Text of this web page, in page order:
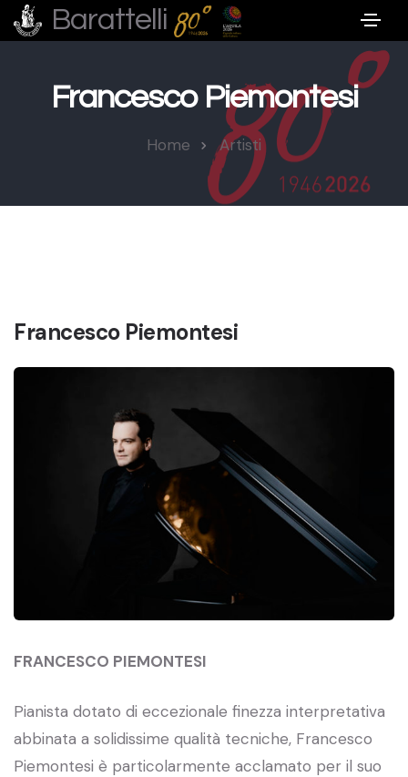
Barattelli
Francesco Piemontesi
Home Artisti
Francesco Piemontesi
FRANCESCO PIEMONTESI
Pianista dotato di eccezionale finezza interpretativa
abbinata a solidissime qualità tecniche, Francesco
Piemontesi è particolarmente acclamato per il suo